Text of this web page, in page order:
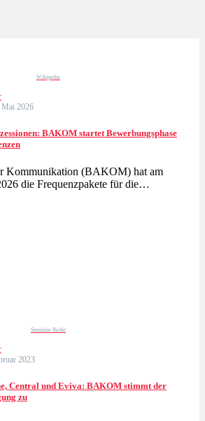
Wikipedia
Mai 2026
BAKOM startet Bewerbungsphase
Kommunikation (BAKOM) hat am
die Frequenzpakete für die…
Sunshine Radio
2023
Central und Eviva: BAKOM stimmt der
zu